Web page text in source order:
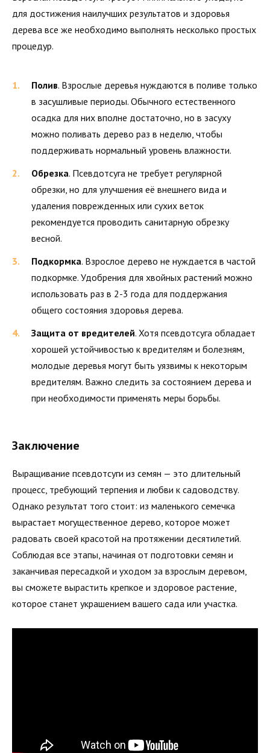
для достижения наилучших результатов и здоровья
дерева все же необходимо выполнять несколько простых
процедур.
Полив. Взрослые деревья нуждаются в поливе только
в засушливые периоды. Обычного естественного
осадка для них вполне достаточно, но в засуху
можно поливать дерево раз в неделю, чтобы
поддерживать нормальный уровень влажности.
Обрезка. Псевдотсуга не требует регулярной
обрезки, но для улучшения её внешнего вида и
удаления поврежденных или сухих веток
рекомендуется проводить санитарную обрезку
весной.
Подкормка. Взрослое дерево не нуждается в частой
подкормке. Удобрения для хвойных растений можно
использовать раз в 2-3 года для поддержания
общего состояния здоровья дерева.
Защита от вредителей. Хотя псевдотсуга обладает
хорошей устойчивостью к вредителям и болезням,
молодые деревья могут быть уязвимы к некоторым
вредителям. Важно следить за состоянием дерева и
при необходимости применять меры борьбы.
Заключение
Выращивание псевдотсуги из семян — это длительный
процесс, требующий терпения и любви к садоводству.
Однако результат того стоит: из маленького семечка
вырастает могущественное дерево, которое может
радовать своей красотой на протяжении десятилетий.
Соблюдая все этапы, начиная от подготовки семян и
заканчивая пересадкой и уходом за взрослым деревом,
вы сможете вырастить крепкое и здоровое растение,
которое станет украшением вашего сада или участка.